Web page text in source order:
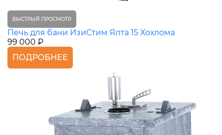
БЫСТРЫЙ ПРОСМОТР
Печь для бани ИзиСтим Ялта 15 Хохлома
99 000 ₽
ПОДРОБНЕЕ